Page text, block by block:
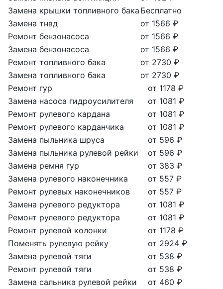
Замена крышки топливного бака Бесплатно
Замена тнвд
от 1566 ₽
Ремонт бензонасоса
от 1566 ₽
Замена бензонасоса
от 1566 ₽
Ремонт топливного бака
от 2730 ₽
Замена топливного бака
от 2730 ₽
Ремонт гур
от 1178 ₽
Замена насоса гидроусилителя
от 1081 ₽
Ремонт рулевого кардана
от 1081 ₽
Ремонт рулевого карданчика
от 1081 ₽
Замена пыльника шруса
от 596 ₽
Замена пыльника рулевой рейки
от 596 ₽
Замена ремня гур
от 383 ₽
Замена рулевого наконечника
от 557 ₽
Ремонт рулевых наконечников
от 557 ₽
Замена рулевого редуктора
от 1081 ₽
Ремонт рулевого редуктора
от 1081 ₽
Ремонт рулевой колонки
от 1178 ₽
Поменять рулевую рейку
от 2924 ₽
Замена рулевой тяги
от 538 ₽
Ремонт рулевой тяги
от 538 ₽
Замена сальника рулевой рейки
от 460 ₽